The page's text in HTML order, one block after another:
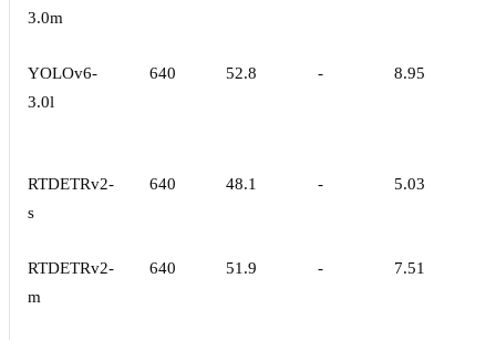
3.0m
YOLOv6-
3.0l
640 52.8 - 8.95
RTDETRv2-
s
640 48.1 - 5.03
RTDETRv2-
m
640 51.9 - 7.51